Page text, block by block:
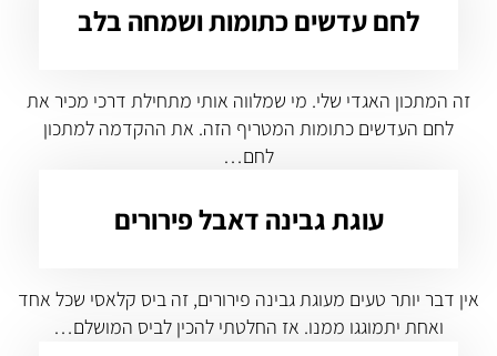
לחם עדשים כתומות ושמחה בלב
זה המתכון האגדי שלי. מי שמלווה אותי מתחילת דרכי מכיר את
לחם העדשים כתומות המטריף הזה. את ההקדמה למתכון
לחם…
עוגת גבינה דאבל פירורים
אין דבר יותר טעים מעוגת גבינה פירורים, זה ביס קלאסי שכל אחד
ואחת יתמוגגו ממנו. אז החלטתי להכין לביס המושלם…